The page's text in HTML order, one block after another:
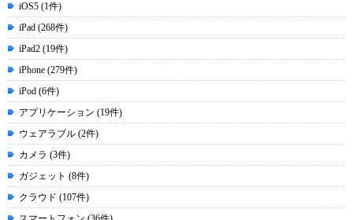
iOS5 (1件)
iPad (268件)
iPad2 (19件)
iPhone (279件)
iPod (6件)
アプリケーション (19件)
ウェアラブル (2件)
カメラ (3件)
ガジェット (8件)
クラウド (107件)